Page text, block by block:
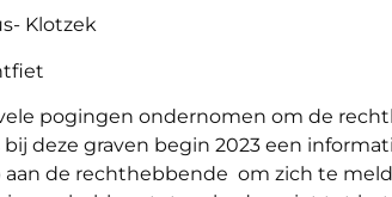
Klotzek
pogingen ondernomen om de
bij deze graven begin 2023 een
de rechthebbende om zich te